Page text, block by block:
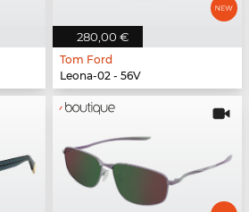
280,00 €
Tom Ford
Leona-02 - 56V